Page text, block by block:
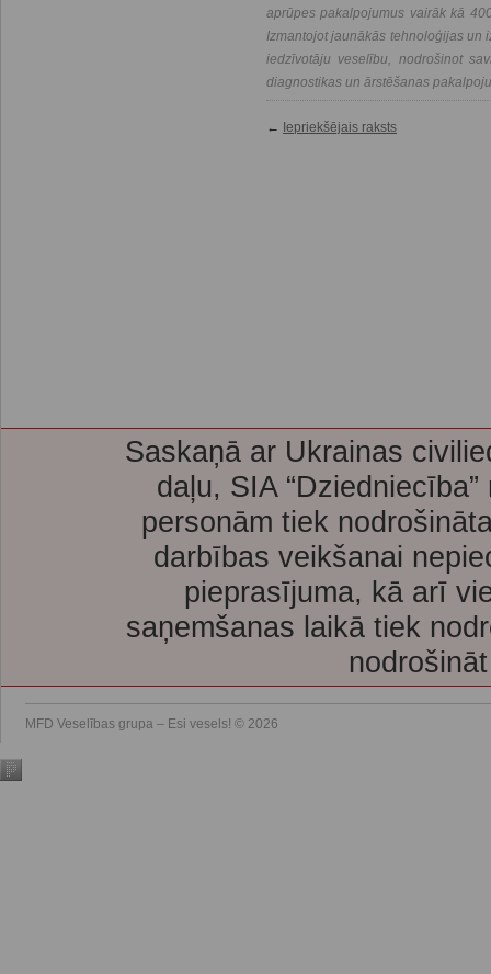
aprūpes pakalpojumus vairāk kā
Izmantojot jaunākās tehnoloģijas un
iedzīvotāju veselību, nodrošinot
diagnostikas un ārstēšanas
← Iepriekšējais raksts
Saskaņā ar Ukrainas
daļu, SIA
personām tiek
darbības veikšanai
pieprasījuma, kā arī
saņemšanas laikā tiek
MFD Veselības grupa – Esi vesels! © 2026